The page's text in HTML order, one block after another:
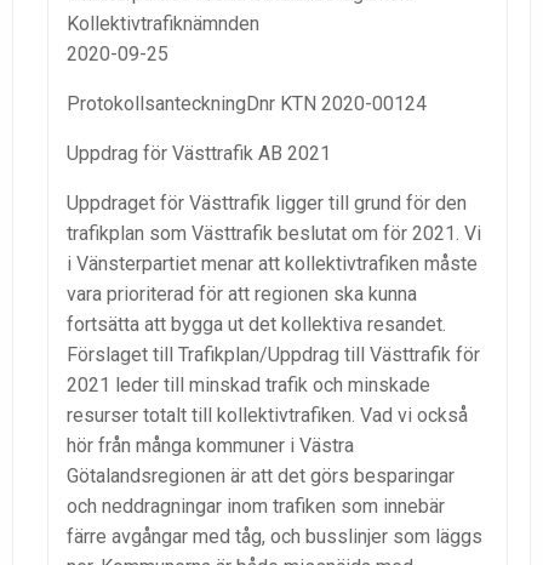
Kollektivtrafiknämnden
2020-09-25
Protokollsanteckning Dnr KTN 2020-00124
Uppdrag för Västtrafik AB 2021
Uppdraget för Västtrafik ligger till grund för den
trafikplan som Västtrafik beslutat om för 2021. Vi
i Vänsterpartiet menar att kollektivtrafiken måste
vara prioriterad för att regionen ska kunna
fortsätta att bygga ut det kollektiva resandet.
Förslaget till Trafikplan/Uppdrag till Västtrafik för
2021 leder till
minskad trafik och minskade
resurser totalt till kollektivtrafiken. Vad vi också
hör från många kommuner i Västra
Götalandsregionen är att det görs besparingar
och neddragningar inom trafiken som innebär
färre avgångar med tåg, och busslinjer som läggs